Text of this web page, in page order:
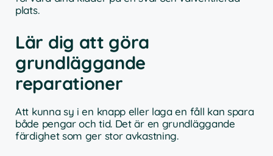
plats.
Lär dig att göra
grundläggande
reparationer
Att kunna sy i en knapp eller laga en fåll kan spara
både pengar och tid. Det är en grundläggande
färdighet som ger stor avkastning.